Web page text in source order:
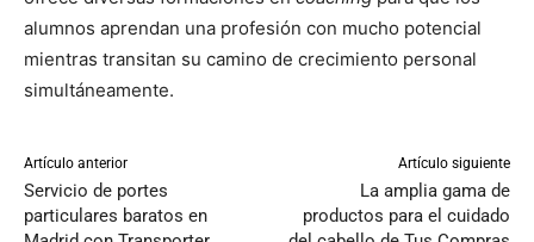
alumnos aprendan una profesión con mucho potencial
mientras transitan su camino de crecimiento personal
simultáneamente.
Artículo anterior
Servicio de portes
particulares baratos en
Artículo siguiente
La amplia gama de
productos para el cuidado